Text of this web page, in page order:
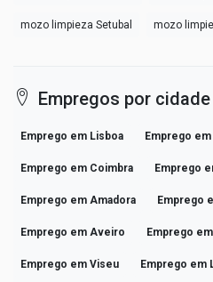
mozo limpieza Setubal mozo
Empregos por cidade
Emprego em Lisboa Emprego
Emprego em Coimbra Emprego
Emprego em Amadora Emprego
Emprego em Aveiro Emprego
Emprego em Viseu Emprego em